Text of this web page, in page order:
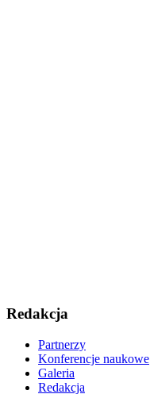
Redakcja
Partnerzy
Konferencje naukowe
Galeria
Redakcja